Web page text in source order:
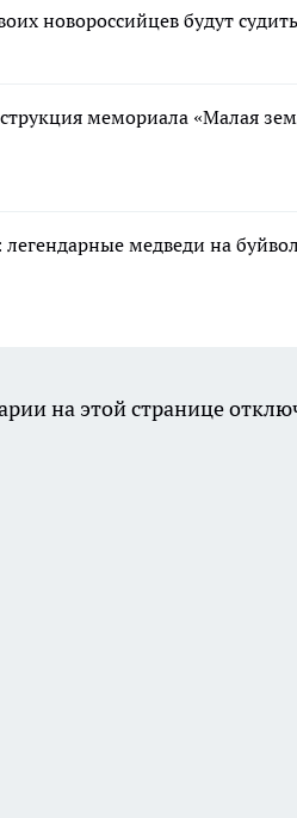
новороссийцев будут
мемориала «Малая
легендарные медведи на
на этой странице